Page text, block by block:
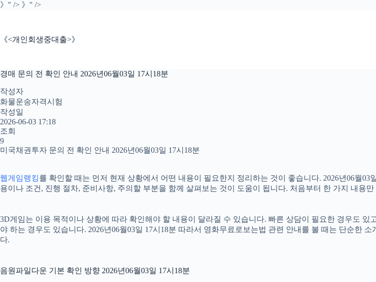
》" /> 》" />본
로
건
기
《<개인회생중대출>》
경매 문의 전 확인 안내 2026년06월03일 17시18분
작성자
화물운송자격시험
작성일
2026-06-03 17:18
조회
9
미국채권투자 문의 전 확인 안내 2026년06월03일 17시18분
웹게임랭킹를 확인할 때는 먼저 현재 상황에서 어떤 내용이 필요한지 정리하는 것이 좋습니다. 2026년06월
용이나 조건, 진행 절차, 준비사항, 주의할 부분을 함께 살펴보는 것이 도움이 됩니다. 처음부터 한 가지 내용
3D게임는 이용 목적이나 상황에 따라 확인해야 할 내용이 달라질 수 있습니다. 빠른 상담이 필요한 경우도
야 하는 경우도 있습니다. 2026년06월03일 17시18분 따라서 영화무료로보는법 관련 안내를 볼 때는 단순한
다.
음원파일다운 기본 확인 방향 2026년06월03일 17시18분